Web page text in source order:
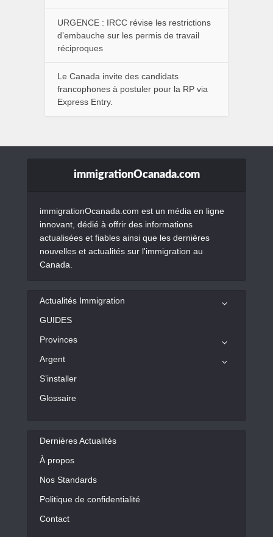
URGENCE : IRCC révise les restrictions
d’embauche sur les permis de travail
réciproques
Le Canada invite des candidats
francophones à postuler pour la RP via
Express Entry.
immigrationOcanada.com
immigrationOcanada.com est un média en ligne
innovant, dédié à offrir des informations
actualisées et fiables ainsi que les dernières
nouvelles et actualités sur l'immigration au
Canada.
Actualités Immigration
GUIDES
Provinces
Argent
S’installer
Glossaire
Dernières Actualités
À propos
Nos Standards
Politique de confidentialité
Contact